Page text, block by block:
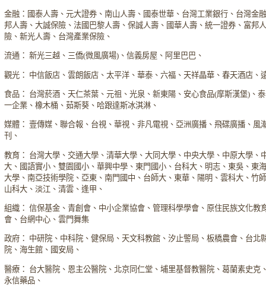
金融：國泰人壽、元大證券、南山人壽、國泰世華、台灣工業銀行、台灣金
邦人壽、大誠保險、法國巴黎人壽、保誠人壽、國華人壽、統一證券、富邦
險、新光人壽、台灣產業保險、
流通： 新光三越、三僑(微風廣場)、信義房屋、阿里巴巴、
觀光： 中信飯店、雲朗飯店、太平洋、華泰、六福、天祥晶華、春天酒店、
食品： 台灣菸酒、天仁茶葉、元祖、光泉、新東陽、安心食品(摩斯漢堡)、
一企業、橡木桶、茹斯葵、哈跟達斯冰淇淋、
媒體： 壹傳媒、聯合報、台視、華視、非凡電視、亞洲廣播、飛碟廣播、風
刊、
教育： 台灣大學、交通大學、清華大學、大同大學、中央大學、中原大學、
大、國語實小、雙園國小、華興中學、東門國小、台科大、明志、東吳、東
大學、南亞技術學院、亞東、南門國中、台師大、東華、陽明、雲科大、竹
山科大、淡江、清雲、逢甲、
組織： 信保基金、青創會、中小企業協會、管理科學學會、原住民族文化教
會、台網中心、雲門舞集
政府： 中研院、中科院、健保局、天文科教館、汐止警局、板橋農會、台北
院、海生館、國安局、
醫療： 台大醫院、恩主公醫院、北京同仁堂、埔里基督教醫院、葛蘭素史克
永信藥品、